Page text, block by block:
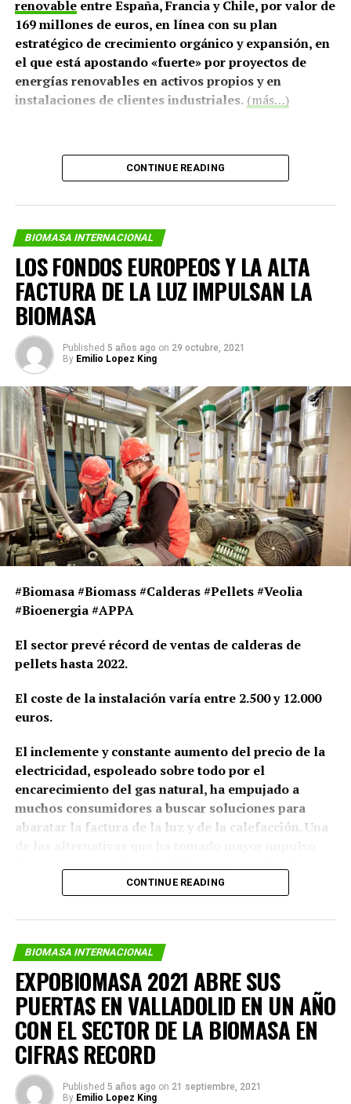
Además de los beneficios medioambientales, “la
producción de biomasa puede suponer un revulsivo”
para la actividad económica en las áreas rurales
alrededor de las centrales generadoras, ya que las
actividades agrícolas y forestales son una fuente
trabaja con 50 empresas que suministran paja
procedente de unos 800 agricultores locales.
“Las plantas de biomasa dinamizan la economía y abren
una vía de futuro para regiones que sufren una gran
despoblación”, concluye el profesor de Ingeniería
Eléctrica en la Universidad de León, David Borge.
Fuente: BBVA
Tweet Share Share 0
SHARES
RELATED TOPICS:
ASOCIACION EUROPEA DE BIOMASA
BIOENERGIA
BIOMASA
BIOMASS
CALDERAS DE BIOMASA
ENERGIA A PARTIR DE BIOMASA FORESTAL
UP NEXT
Proyecto SynCell: cómo transformar la biomasa en
productos químicos de alto valor
DON'T MISS
en la sustitución de combustibles fósiles
renovableentre España, Francia y Chile, por valor de
169 millones de euros, en línea con su plan
estratégico de crecimiento orgánico y expansión, en
el que está apostando «fuerte» por proyectos de
energías renovables en activos propios y en
instalaciones de clientes industriales. (más…)
CONTINUE READING
BIOMASA INTERNACIONAL
LOS FONDOS EUROPEOS Y LA ALTA
FACTURA DE LA LUZ IMPULSAN LA
BIOMASA
Published 5 años ago on 29 octubre, 2021
By Emilio Lopez King
#Biomasa #Biomass #Calderas #Pellets #Veolia
#Bioenergia #APPA
El sector prevé récord de ventas de calderas de
pellets hasta 2022.
El coste de la instalación varía entre 2.500 y 12.000
euros.
El inclemente y constante aumento del precio de la
electricidad, espoleado sobre todo por el
encarecimiento del gas natural, ha empujado a
muchos consumidores a buscar soluciones para
abaratar la factura de la luz y de la calefacción. Una
renovable que utiliza materia biológica (como
producir energía.(más…)
CONTINUE READING
BIOMASA INTERNACIONAL
EXPOBIOMASA 2021 ABRE SUS
PUERTAS EN VALLADOLID EN UN AÑO
CON EL SECTOR DE LA BIOMASA EN
CIFRAS RECORD
Published 5 años ago on 21 septiembre, 2021
By Emilio Lopez King